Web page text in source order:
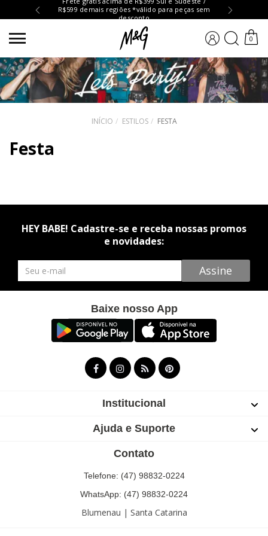
R$599 demais regiões *válido para peças sem
desconto
0
INÍCIO ESTILOS FESTA
Festa
HEY BABE! Cadastre-se e receba nossas promos
e novidades:
Newsletter Assine
Baixe nosso App
Institucional
Ajuda e Suporte
Contato
Telefone: (47) 98832-0224
WhatsApp: (47) 98832-0224
Blumenau | Santa Catarina